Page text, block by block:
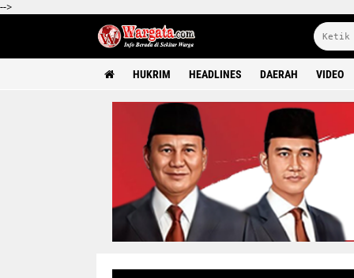
-->
HUKRIM HEADLINES DAERAH VIDEO